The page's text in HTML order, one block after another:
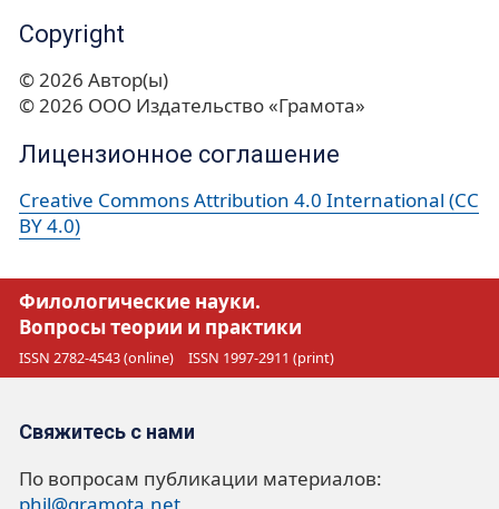
Copyright
© 2026 Автор(ы)
© 2026 ООО Издательство «Грамота»
Лицензионное соглашение
Creative Commons Attribution 4.0 International (CC
BY 4.0)
Филологические науки.
Вопросы теории и практики
ISSN 2782-4543 (online) ISSN 1997-2911 (print)
Свяжитесь с нами
По вопросам публикации материалов:
phil@gramota.net